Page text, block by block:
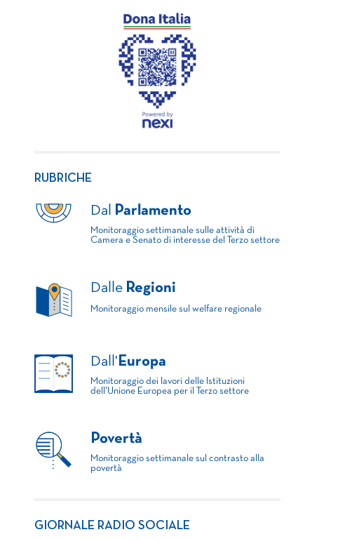
RUBRICHE
Dal Parlamento
Monitoraggio settimanale sulle attività di
Camera e Senato di interesse del Terzo settore
Dalle Regioni
Monitoraggio mensile sul welfare regionale
Dall' Europa
Monitoraggio dei lavori delle Istituzioni
dell'Unione Europea per il Terzo settore
Povertà
Monitoraggio settimanale sul contrasto alla
povertà
GIORNALE RADIO SOCIALE